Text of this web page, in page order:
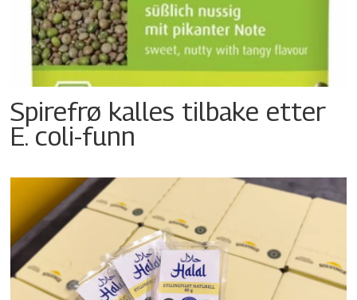
Spirefrø kalles tilbake etter
E. coli-funn